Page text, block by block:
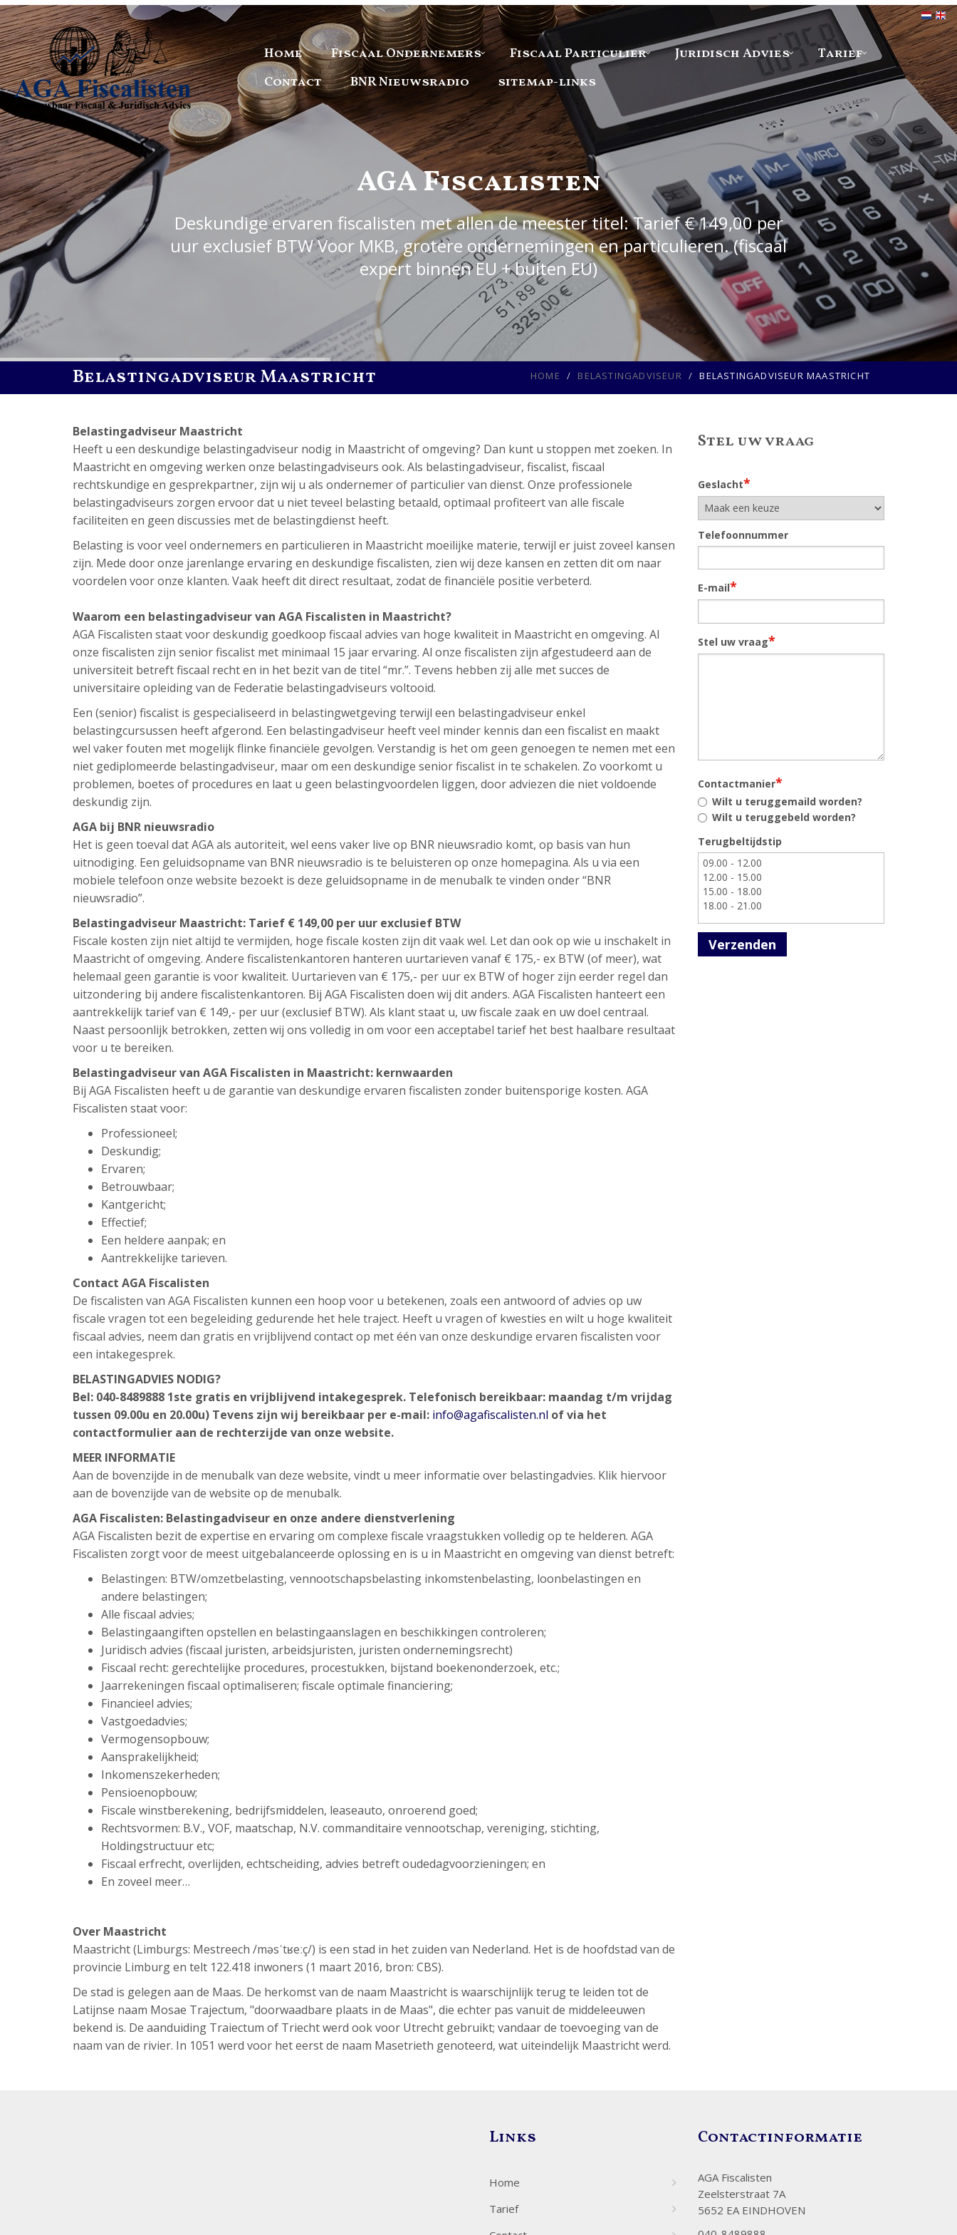
Home Fiscaal Ondernemers Fiscaal Particulier Juridisch Advies
Tarief
Contact
BNR Nieuwsradio sitemap-links
AGA Fiscalisten
Deskundige ervaren fiscalisten met allen de meester titel: Tarief € 149,00 per
uur exclusief BTW Voor MKB, grotere ondernemingen en particulieren. (fiscaal
expert binnen EU + buiten EU)
Belastingadviseur Maastricht HOME BELASTINGADVISEUR BELASTINGADVISEUR MAASTRICHT
Belastingadviseur Maastricht
Heeft u een deskundige belastingadviseur nodig in Maastricht of omgeving? Dan kunt u stoppen met zoeken. In
Maastricht en omgeving werken onze belastingadviseurs ook. Als belastingadviseur, fiscalist, fiscaal
rechtskundige en gesprekpartner, zijn wij u als ondernemer of particulier van dienst. Onze professionele
belastingadviseurs zorgen ervoor dat u niet teveel belasting betaald, optimaal profiteert van alle fiscale
faciliteiten en geen discussies met de belastingdienst heeft.
Belasting is voor veel ondernemers en particulieren in Maastricht moeilijke materie, terwijl er juist zoveel kansen
zijn. Mede door onze jarenlange ervaring en deskundige fiscalisten, zien wij deze kansen en zetten dit om naar
voordelen voor onze klanten. Vaak heeft dit direct resultaat, zodat de financiële positie verbeterd.
Waarom een belastingadviseur van AGA Fiscalisten in Maastricht?
AGA Fiscalisten staat voor deskundig goedkoop fiscaal advies van hoge kwaliteit in Maastricht en omgeving. Al
onze fiscalisten zijn senior fiscalist met minimaal 15 jaar ervaring. Al onze fiscalisten zijn afgestudeerd aan de
universiteit betreft fiscaal recht en in het bezit van de titel “mr.”. Tevens hebben zij alle met succes de
universitaire opleiding van de Federatie belastingadviseurs voltooid.
Een (senior) fiscalist is gespecialiseerd in belastingwetgeving terwijl een belastingadviseur enkel
belastingcursussen heeft afgerond. Een belastingadviseur heeft veel minder kennis dan een fiscalist en maakt
wel vaker fouten met mogelijk flinke financiële gevolgen. Verstandig is het om geen genoegen te nemen met een
niet gediplomeerde belastingadviseur, maar om een deskundige senior fiscalist in te schakelen. Zo voorkomt u
problemen, boetes of procedures en laat u geen belastingvoordelen liggen, door adviezen die niet voldoende
deskundig zijn.
AGA bij BNR nieuwsradio
Het is geen toeval dat AGA als autoriteit, wel eens vaker live op BNR nieuwsradio komt, op basis van hun
uitnodiging. Een geluidsopname van BNR nieuwsradio is te beluisteren op onze homepagina. Als u via een
mobiele telefoon onze website bezoekt is deze geluidsopname in de menubalk te vinden onder “BNR
nieuwsradio”.
Belastingadviseur Maastricht: Tarief € 149,00 per uur exclusief BTW
Fiscale kosten zijn niet altijd te vermijden, hoge fiscale kosten zijn dit vaak wel. Let dan ook op wie u inschakelt in
Maastricht of omgeving. Andere fiscalistenkantoren hanteren uurtarieven vanaf € 175,- ex BTW (of meer), wat
helemaal geen garantie is voor kwaliteit. Uurtarieven van € 175,- per uur ex BTW of hoger zijn eerder regel dan
uitzondering bij andere fiscalistenkantoren. Bij AGA Fiscalisten doen wij dit anders. AGA Fiscalisten hanteert een
aantrekkelijk tarief van € 149,- per uur (exclusief BTW). Als klant staat u, uw fiscale zaak en uw doel centraal.
Naast persoonlijk betrokken, zetten wij ons volledig in om voor een acceptabel tarief het best haalbare resultaat
voor u te bereiken.
Belastingadviseur van AGA Fiscalisten in Maastricht: kernwaarden
Bij AGA Fiscalisten heeft u de garantie van deskundige ervaren fiscalisten zonder buitensporige kosten. AGA
Fiscalisten staat voor:
Professioneel;
Deskundig;
Ervaren;
Betrouwbaar;
Kantgericht;
Effectief;
Een heldere aanpak; en
Aantrekkelijke tarieven.
Contact AGA Fiscalisten
De fiscalisten van AGA Fiscalisten kunnen een hoop voor u betekenen, zoals een antwoord of advies op uw
fiscale vragen tot een begeleiding gedurende het hele traject. Heeft u vragen of kwesties en wilt u hoge kwaliteit
fiscaal advies, neem dan gratis en vrijblijvend contact op met één van onze deskundige ervaren fiscalisten voor
een intakegesprek.
BELASTINGADVIES NODIG?
Bel: 040-8489888 1ste gratis en vrijblijvend intakegesprek. Telefonisch bereikbaar: maandag t/m vrijdag
tussen 09.00u en 20.00u) Tevens zijn wij bereikbaar per e-mail: info@agafiscalisten.nl of via het
contactformulier aan de rechterzijde van onze website.
MEER INFORMATIE
Aan de bovenzijde in de menubalk van deze website, vindt u meer informatie over belastingadvies. Klik hiervoor
aan de bovenzijde van de website op de menubalk.
AGA Fiscalisten: Belastingadviseur en onze andere dienstverlening
AGA Fiscalisten bezit de expertise en ervaring om complexe fiscale vraagstukken volledig op te helderen. AGA
Fiscalisten zorgt voor de meest uitgebalanceerde oplossing en is u in Maastricht en omgeving van dienst betreft:
Belastingen: BTW/omzetbelasting, vennootschapsbelasting inkomstenbelasting, loonbelastingen en
andere belastingen;
Alle fiscaal advies;
Belastingaangiften opstellen en belastingaanslagen en beschikkingen controleren;
Juridisch advies (fiscaal juristen, arbeidsjuristen, juristen ondernemingsrecht)
Fiscaal recht: gerechtelijke procedures, procestukken, bijstand boekenonderzoek, etc.;
Jaarrekeningen fiscaal optimaliseren; fiscale optimale financiering;
Financieel advies;
Vastgoedadvies;
Vermogensopbouw;
Aansprakelijkheid;
Inkomenszekerheden;
Pensioenopbouw;
Fiscale winstberekening, bedrijfsmiddelen, leaseauto, onroerend goed;
Rechtsvormen: B.V., VOF, maatschap, N.V. commanditaire vennootschap, vereniging, stichting,
Holdingstructuur etc;
Fiscaal erfrecht, overlijden, echtscheiding, advies betreft oudedagvoorzieningen; en
En zoveel meer…
Over Maastricht
Maastricht (Limburgs: Mestreech /məsˈtʁeːç/) is een stad in het zuiden van Nederland. Het is de hoofdstad van de
provincie Limburg en telt 122.418 inwoners (1 maart 2016, bron: CBS).
De stad is gelegen aan de Maas. De herkomst van de naam Maastricht is waarschijnlijk terug te leiden tot de
Latijnse naam Mosae Trajectum, "doorwaadbare plaats in de Maas", die echter pas vanuit de middeleeuwen
bekend is. De aanduiding Traiectum of Triecht werd ook voor Utrecht gebruikt; vandaar de toevoeging van de
naam van de rivier. In 1051 werd voor het eerst de naam Masetrieth genoteerd, wat uiteindelijk Maastricht werd.
Stel uw vraag
Geslacht*
Telefoonnummer
E-mail*
Stel uw vraag*
Contactmanier*
Wilt u teruggemaild worden?
Wilt u teruggebeld worden?
Terugbeltijdstip
Verzenden
Links
Home
Tarief
Contactinformatie
AGA Fiscalisten
Zeelsterstraat 7A
5652 EA EINDHOVEN